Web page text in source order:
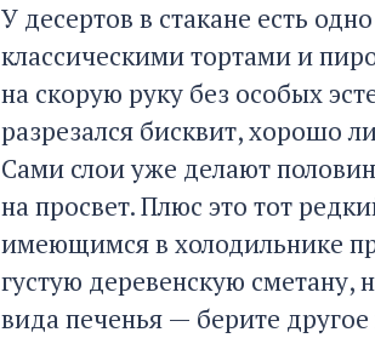
У десертов в стакане есть
классическими тортами и
на скорую руку без особых
разрезался бисквит, хорошо
Сами слои уже делают
на просвет. Плюс это тот
имеющимся в холодильнике
густую деревенскую
вида печенья — берите